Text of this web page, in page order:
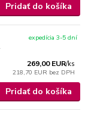
Pridať do košíka
269,00 EUR/ks
218,70 EUR bez DPH
expedícia 3-5 dní
Pridať do košíka